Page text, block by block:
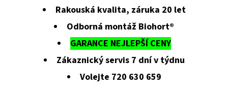
Rakouská kvalita, záruka 20 let
Odborná montáž Biohort®
GARANCE NEJLEPŠÍ CENY
Zákaznický servis 7 dní v týdnu
Volejte 720 630 659